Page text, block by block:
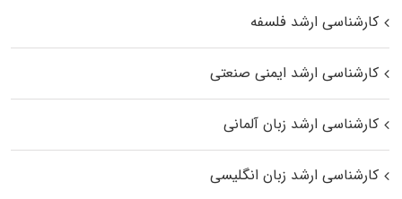
کارشناسی ارشد فلسفه
کارشناسی ارشد ایمنی صنعتی
کارشناسی ارشد زبان آلمانی
کارشناسی ارشد زبان انگلیسی